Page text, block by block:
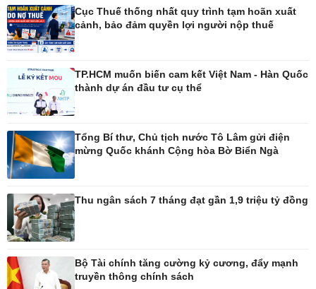
Giá cà phê
Vụ án
Tin nóng
Tư vấn luật
Pickleball
Bóng đá quốc tế
Lịch thi đấu bóng đá
eSports
Ô tô - Xe máy
Ô tô
Tư vấn
Doanh nhân
Vì cộng đồng
Cục Thuế thống nhất quy trình tạm hoãn xuất
cảnh, bảo đảm quyền lợi người nộp thuế
TP.HCM muốn biến cam kết Việt Nam - Hàn Quốc
thành dự án đầu tư cụ thể
Tổng Bí thư, Chủ tịch nước Tô Lâm gửi điện
mừng Quốc khánh Cộng hòa Bờ Biển Ngà
Thu ngân sách 7 tháng đạt gần 1,9 triệu tỷ đồng
Bộ Tài chính tăng cường kỷ cương, đẩy mạnh
truyền thông chính sách